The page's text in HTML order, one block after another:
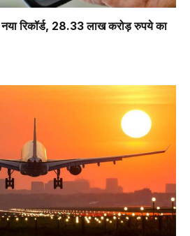
नया रिकॉर्ड, 28.33 लाख करोड़ रुपये का